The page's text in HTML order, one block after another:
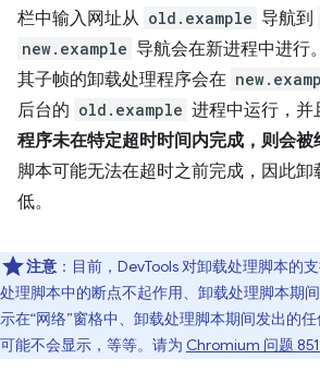
栏中输入网址从 old.example 导航到
new.example 导航会在新进程中进行。
其子帧的卸载处理程序会在
后台的 old.example 进程中运行，并
程序未在特定超时时间内完成，则会被
脚本可能无法在超时之前完成，因此
低。
注意 ：目前，DevTools 对卸载处理脚本的
处理脚本中的断点不起作用、卸载处理脚本期
示在“网络”窗格中、卸载处理脚本期间发出的
可能不会显示，等等。请为 Chromium 问题